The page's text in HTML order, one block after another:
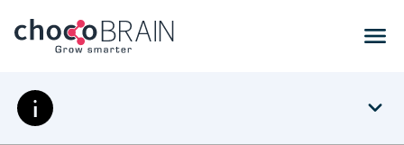
menu
expand_more